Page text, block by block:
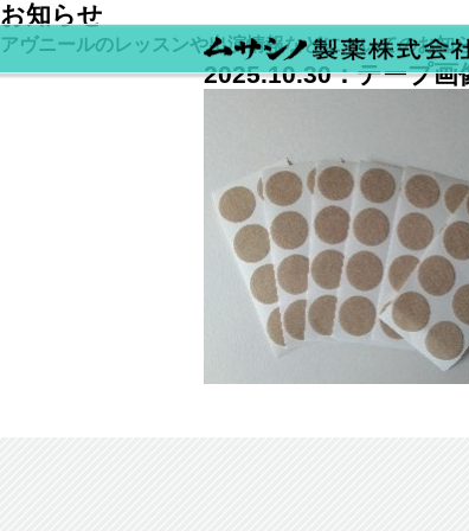
お知らせ
アヴニールのレッスンや出演情報などについてのお知
2025.10.30：テープ画